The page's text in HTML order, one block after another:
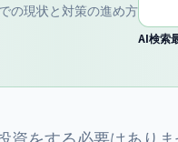
の現状と対策の進め方
AI検索